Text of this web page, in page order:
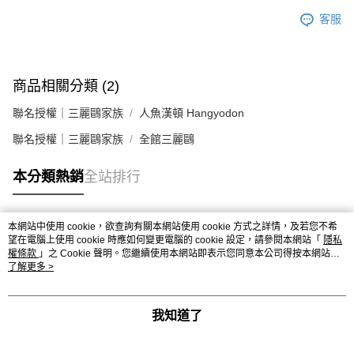
客服
商品相關分類 (2)
聯名授權｜三麗鷗家族 人魚漢頓 Hangyodon
聯名授權｜三麗鷗家族 全館三麗鷗
本分類熱銷全站排行
熱門標籤
本網站中使用 cookie，欲查詢有關本網站使用 cookie 方式之詳情，及若您不希
望在電腦上使用 cookie 時應如何變更電腦的 cookie 設定，請參閱本網站「 隱私
權條款 」之 Cookie 聲明。您繼續使用本網站即表示您同意本公司得按本網站使
用條款之 Cookie 聲明使用 cookie。
了解更多 >
我知道了